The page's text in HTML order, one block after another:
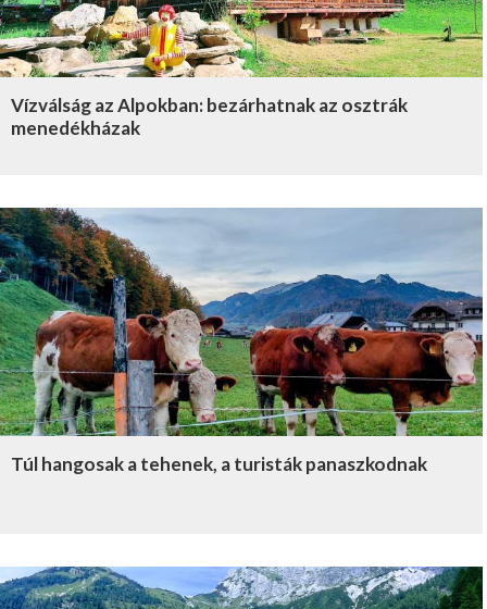
Vízválság az Alpokban: bezárhatnak az osztrák
menedékházak
Túl hangosak a tehenek, a turisták panaszkodnak